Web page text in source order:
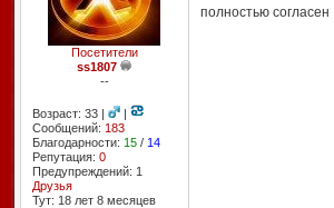
Посетители
ss1807
--
Возраст: 33 |
|
Сообщений: 183
Благодарности: 15/ 14
Репутация: 0
Предупреждений: 1
Друзья
Тут: 18 лет 8 месяцев
полностью согласен